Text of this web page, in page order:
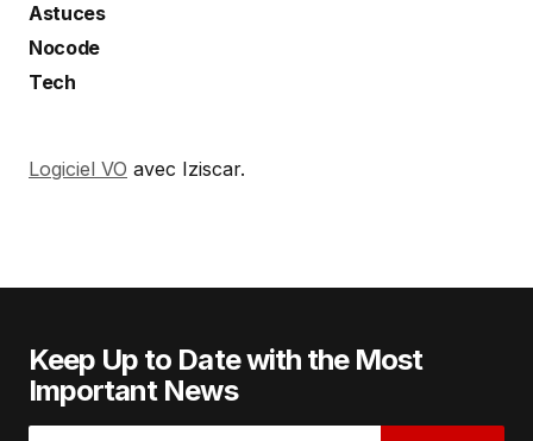
Astuces
Nocode
Tech
Logiciel VO avec Iziscar.
Keep Up to Date with the Most
Important News